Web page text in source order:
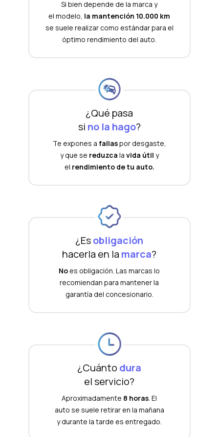
Si bien depende de la marca y
el modelo, la mantención 10.000 km
se suele realizar como estándar para el
óptimo rendimiento del auto.
¿Qué pasa
si no la hago?
Te expones a fallaspor desgaste,
y que se reduzca la vida útil y
el rendimiento de tu auto.
¿Esobligación
hacerla en la marca?
Noes obligación. Las marcas lo
recomiendan para mantener la
garantía del concesionario.
¿Cuánto dura
el servicio?
Aproximadamente 8 horas. El
auto se suele retirar en la mañana
y durante la tarde es entregado.